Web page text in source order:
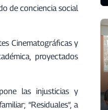
de conciencia social
Cinematográficas y
proyectados
las injusticias y
“Residuales”, a